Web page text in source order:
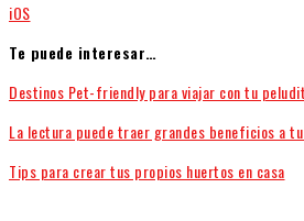
iOS
Te puede interesar…
Destinos Pet-friendly para viajar con tu
La lectura puede traer grandes beneficios a
Tips para crear tus propios huertos en casa